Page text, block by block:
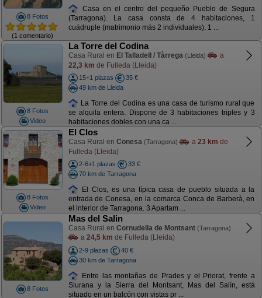
8 Fotos
(1 comentario)
Casa en el centro del pequeño Pueblo de Segura
(Tarragona). La casa consta de 4 habitaciones, 1
cuádruple (matrimonio más 2 individuales), 1 ...
8 Fotos
Video
La Torre del Codina
Casa Rural en El Talladell / Tàrrega (Lleida)
a
22,3 km de Fulleda (Lleida)
15+1 plazas
35 €
49 km de Lleida
La Torre del Codina es una casa de turismo rural que
se alquila entera. Dispone de 3 habitaciones triples y 3
habitaciones dobles con una ca ...
8 Fotos
Video
El Clos
Casa Rural en Conesa (Tarragona) a 23 km de
Fulleda (Lleida)
2-6+1 plazas
33 €
70 km de Tarragona
El Clos, es una típica casa de pueblo situada a la
entrada de Conesa, en la comarca Conca de Barberà, en
el interior de Tarragona. 3 Apartam ...
8 Fotos
Mas del Salin
Casa Rural en Cornudella de Montsant (Tarragona)
a 24,5 km de Fulleda (Lleida)
2-9 plazas
40 €
30 km de Tarragona
Entre las montañas de Prades y el Priorat, frente a
Siurana y la Sierra del Montsant, Mas del Salín, está
situado en un balcón con vistas pr ...